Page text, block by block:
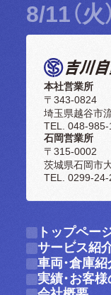
本社営業所
〒343-0824
埼玉県越谷市
TEL. 048-985-
石岡営業所
〒315-0002
茨城県石岡市
TEL. 0299-24-
8/11（火
トップペー
トップペー
サービス紹
サービス紹
車両・倉庫紹
車両・倉庫紹
実績・お客